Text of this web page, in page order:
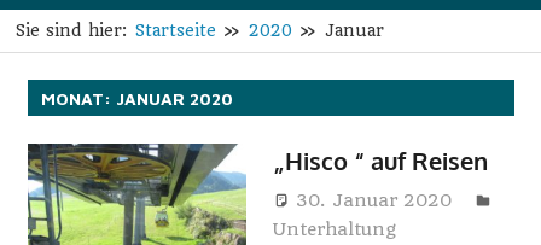
m
i
O
n
Sie sind hier: Startseite 2020 Januar
MONAT: JANUAR 2020
„Hisco “ auf Reisen
30. Januar 2020
Unterhaltung